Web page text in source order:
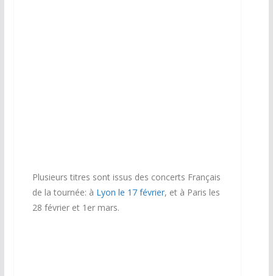
Plusieurs titres sont issus des concerts Français
de la tournée: à Lyon le 17 février, et à Paris les
28 février et 1er mars.